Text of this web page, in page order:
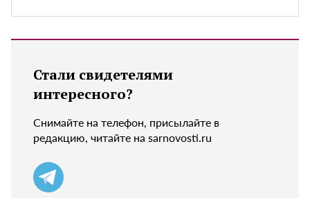
Стали свидетелями
интересного?
Снимайте на телефон, присылайте в
редакцию, читайте на sarnovosti.ru